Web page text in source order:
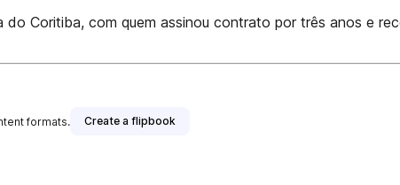
Coritiba, com quem assinou contrato por três anos e
formats. Create a flipbook